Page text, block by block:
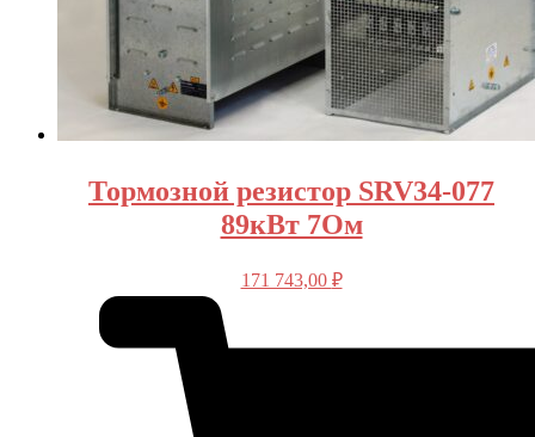
Тормозной резистор SRV34-077
89кВт 7Ом
171 743,00 ₽